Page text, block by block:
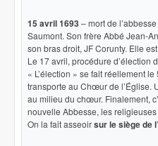
15 avril 1693– mort de
Saumont. Son frère Abbé Jean-
son bras droit, JF Corunty. Elle
Le 17 avril, procédure d’élection
« L’élection » se fait réellement
transporte au Chœur de l’Église.
au milieu du chœur. Finalement,
nouvelle Abbesse, les
On la fait asseoirsur le siège de